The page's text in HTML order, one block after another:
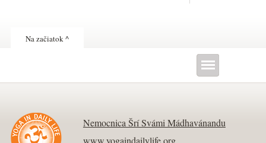
Na začiatok ^
Nemocnica Šrí Svámi Mádhavánandu
www.yogaindailylife.org